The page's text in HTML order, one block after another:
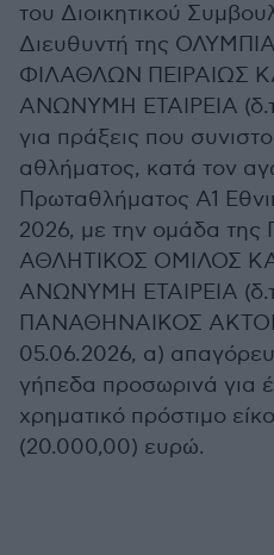
του Διοικητικού
Διευθυντή της
ΦΙΛΑΘΛΩΝ ΠΕΙΡΑΙΩΣ
ΑΝΩΝΥΜΗ ΕΤΑΙΡΕΙΑ
για πράξεις που
αθλήματος, κατά τον
Πρωταθλήματος Α1
2026, με την ομάδα
ΑΘΛΗΤΙΚΟΣ ΟΜΙΛΟΣ
ΑΝΩΝΥΜΗ ΕΤΑΙΡΕΙΑ
ΠΑΝΑΘΗΝΑΙΚΟΣ
05.06.2026, α)
γήπεδα προσωρινά για
χρηματικό πρόστιμο
(20.000,00) ευρώ.